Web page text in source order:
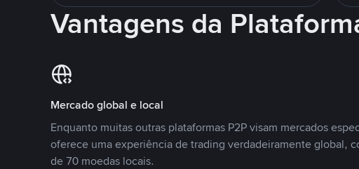
Vantagens da
Mercado global e local
Enquanto muitas outras plataformas P2P visam mercados
oferece uma experiência de trading verdadeiramente global,
de 70 moedas locais.